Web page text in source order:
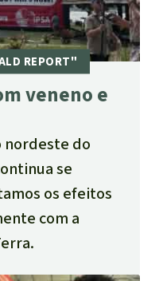
veneno e
nordeste do
se
os efeitos
com a